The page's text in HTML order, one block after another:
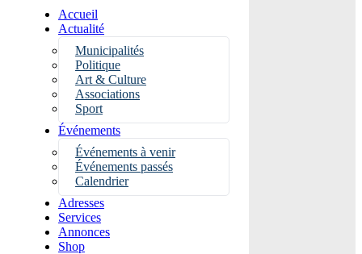
Accueil
Actualité
Municipalités
Politique
Art & Culture
Associations
Sport
Événements
Événements à venir
Événements passés
Calendrier
Adresses
Services
Annonces
Shop